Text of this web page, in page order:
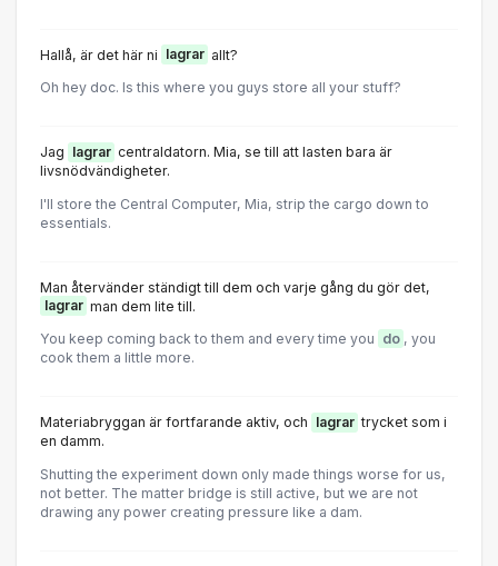
Hallå, är det här ni lagrar allt?
Oh hey doc. Is this where you guys store all your stuff?
Jag lagrar centraldatorn. Mia, se till att lasten bara är
livsnödvändigheter.
I'll store the Central Computer, Mia, strip the cargo down to
essentials.
Man återvänder ständigt till dem och varje gång du gör det,
lagrar man dem lite till.
You keep coming back to them and every time you do , you
cook them a little more.
Materiabryggan är fortfarande aktiv, och lagrar trycket som i
en damm.
Shutting the experiment down only made things worse for us,
not better. The matter bridge is still active, but we are not
drawing any power creating pressure like a dam.